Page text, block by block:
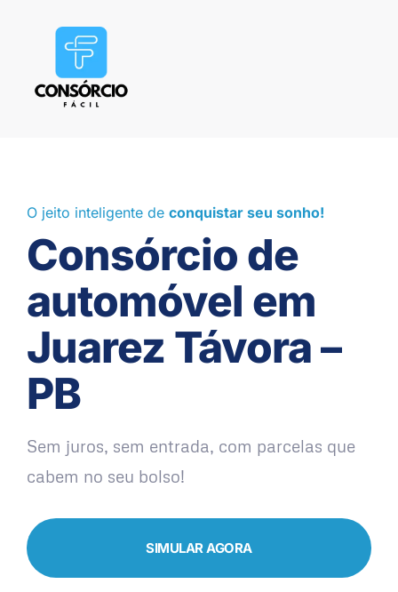
O jeito inteligente de conquistar seu sonho!
Consórcio de
automóvel em
Juarez Távora –
PB
Sem juros, sem entrada, com parcelas que
cabem no seu bolso!
SIMULAR AGORA